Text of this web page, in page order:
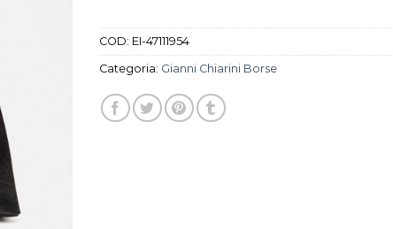
COD: EI-47111954
Categoria: Gianni Chiarini Borse